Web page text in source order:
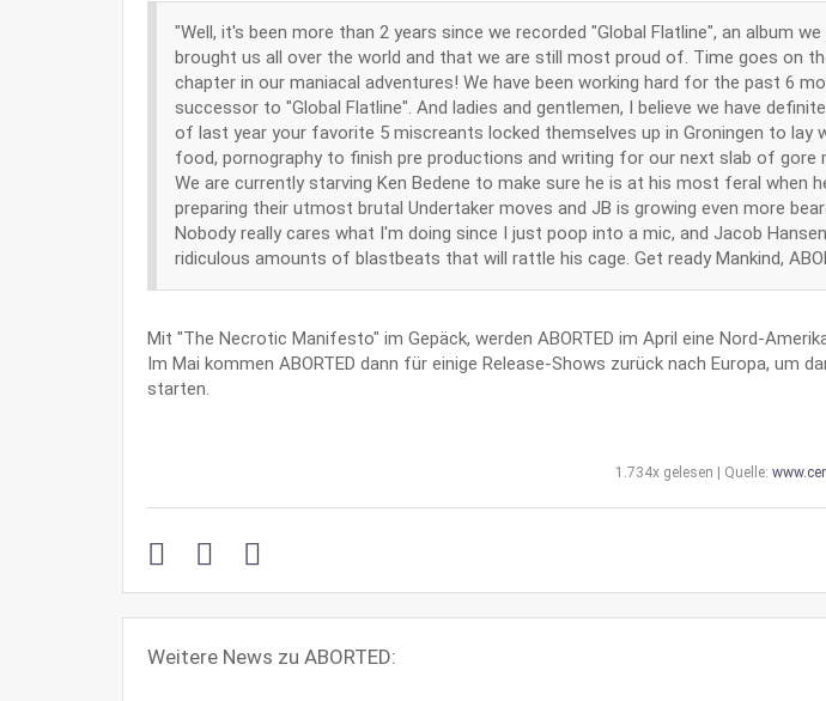
"Well, it's been more than 2 years since we recorded "Global Flatline", an album
brought us all over the world and that we are still most proud of. Time goes on
chapter in our maniacal adventures! We have been working hard for the past 6
successor to "Global Flatline". And ladies and gentlemen, I believe we have
of last year your favorite 5 miscreants locked themselves up in Groningen to
food, pornography to finish pre productions and writing for our next slab of gore
We are currently starving Ken Bedene to make sure he is at his most feral when
preparing their utmost brutal Undertaker moves and JB is growing even more
Nobody really cares what I'm doing since I just poop into a mic, and Jacob
ridiculous amounts of blastbeats that will rattle his cage. Get ready Mankind,
Mit "The Necrotic Manifesto" im Gepäck, werden ABORTED im April eine Nord-
Im Mai kommen ABORTED dann für einige Release-Shows zurück nach Europa, um
starten.
1.734x gelesen | Quelle:
Weitere News zu ABORTED: